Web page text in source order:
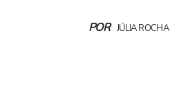
POR JÚLIA ROCHA